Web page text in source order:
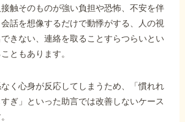
触そのものが強い負担や恐怖、不安を伴
話を想像するだけで動悸がする、人の視
きない、連絡を取ることすらつらいとい
ともあります。
く心身が反応してしまうため、「慣れれ
ぎ」といった助言では改善しないケース